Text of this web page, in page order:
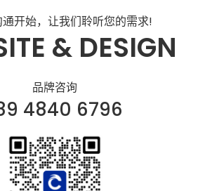
开始，让我们聆听您的需求!
& DESIGN
品牌咨询
4840 6796